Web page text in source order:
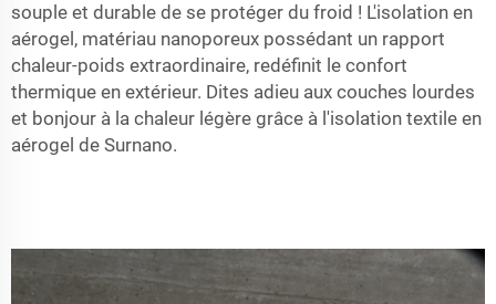
souple et durable de se protéger du froid ! L'isolation en
aérogel, matériau nanoporeux possédant un rapport
chaleur-poids extraordinaire, redéfinit le confort
thermique en extérieur. Dites adieu aux couches lourdes
et bonjour à la chaleur légère grâce à l'isolation textile en
aérogel de Surnano.